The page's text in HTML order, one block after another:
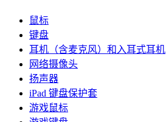
鼠标
键盘
耳机（含麦克风）和入耳式耳机
网络摄像头
扬声器
iPad 键盘保护套
游戏鼠标